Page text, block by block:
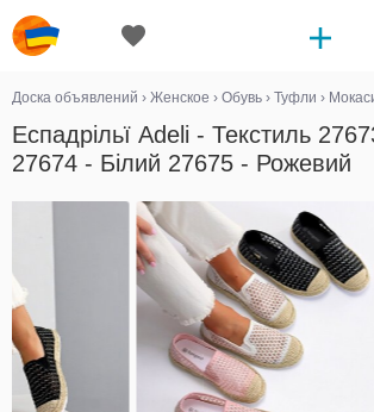
Доска объявлений › Женское › Обувь › Туфли ›
Еспадрільї Adeli - Текстиль
27674 - Білий 27675 - Рожевий